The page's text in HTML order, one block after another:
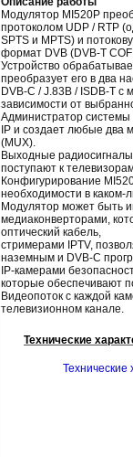
Модулятор MI520P
протоколом UDP / RTP
SPTS и MPTS) и
формат DVB (DVB-T
Устройство
преобразует его в два
DVB-C / J.83B / ISDB-T с
зависимости от
Администратор
IP и создает любые два
(MUX).
Выходные
поступают к
Конфигурирование
необходимости в каком-
Модулятор может быть
медиаконверторами,
оптический кабель,
стримерами IPTV,
наземным и DVB-C
IP-камерами
которые обеспечивают
Видеопоток с каждой
телевизионном канале.
Технические
Технические